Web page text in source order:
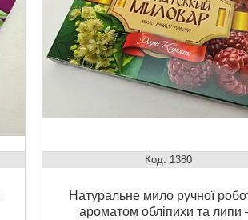
1380
Натуральне мило ручної
ароматом обліпихи та